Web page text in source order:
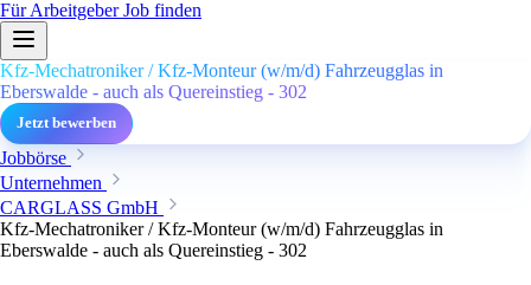
Für ArbeitgeberJob finden
Kfz-Mechatroniker / Kfz-Monteur (w/m/d) Fahrzeugglas in
Eberswalde - auch als Quereinstieg - 302
Jetzt bewerben
Jobbörse
Unternehmen
CARGLASS GmbH
Kfz-Mechatroniker / Kfz-Monteur (w/m/d) Fahrzeugglas in
Eberswalde - auch als Quereinstieg - 302